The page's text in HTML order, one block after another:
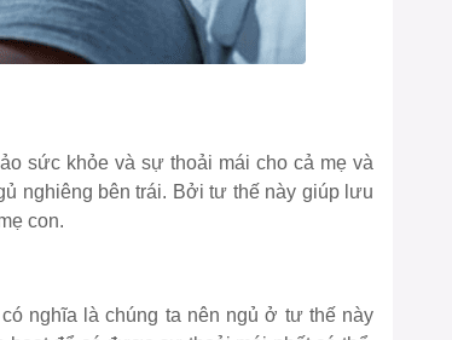
sức khỏe và sự thoải mái cho cả mẹ và
nghiêng bên trái. Bởi tư thế này giúp lưu
con.
nghĩa là chúng ta nên ngủ ở tư thế này